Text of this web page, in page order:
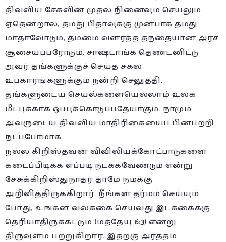
திவ்விய சேசுவின் முதல் நினைவும் செயலும்
ஏதென்றால், தமது பிதாவுக்கு முன்பாக தமது
மாதாவோடும், தம்மை வளர்த்த தந்தையான அர்ச்.
சூசையப்பரோடும், சாஷ்டாங்க தெண்டனிட்டு
அவர் தங்களுக்குச் செய்த சகல
உபகாரங்களுக்கும் நன்றி செலுத்தி,
தங்களுடைய செயல்களையெல்லாம் உலக
மீட்புக்காக ஒப்புக்கொடுப்பதேயாகும். நாமும்
அவருடைய திவ்விய மாதிரிகையைப் பின்பற்றி
நடப்போமாக.
நல்ல கிறிஸ்தவன் விவிலியக்கோட்பாடுகளை
கடைப்பிடிக்க எப்படி நடக்கவேண்டும் என்று
சேசுக்கிறிஸ்துநாதர் தாமே நமக்கு
அறிவித்திருக்கிறார். நீங்கள் தர்மம் செய்யும்
போது, உங்கள் வலக்கை செய்வது இடக்கைக்கு
தெரியாதிருக்கட்டும் (மத்தேயு 6:3) என்று
திருவுளம் பற்றுகிறார். இதற்கு அர்த்தம்